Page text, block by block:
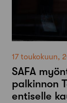
17 toukokuun,
SAFA
palkinnon
entiselle